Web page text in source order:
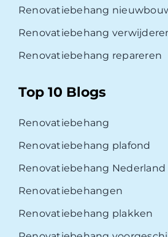
Renovatiebehang
Renovatiebehang
Renovatiebehang repareren
Top 10 Blogs
Renovatiebehang
Renovatiebehang plafond
Renovatiebehang Nederland
Renovatiebehangen
Renovatiebehang plakken